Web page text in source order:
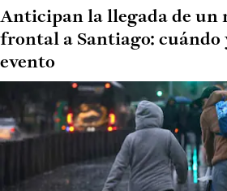
Anticipan la llegada de un
frontal a Santiago: cuándo
evento